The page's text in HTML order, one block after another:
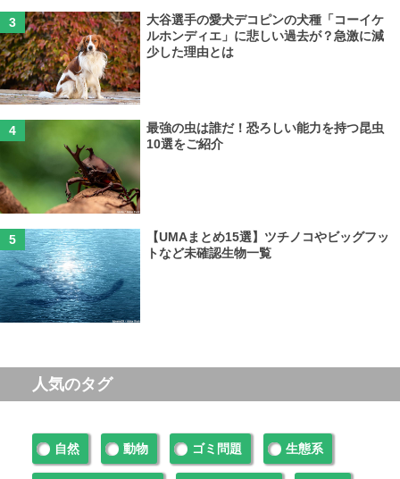
大谷選手の愛犬デコピンの犬種「コーイケ
ルホンディエ」に悲しい過去が？急激に減
少した理由とは
最強の虫は誰だ！恐ろしい能力を持つ昆虫
10選をご紹介
【UMAまとめ15選】ツチノコやビッグフッ
トなど未確認生物一覧
人気のタグ
自然 動物 ゴミ問題 生態系